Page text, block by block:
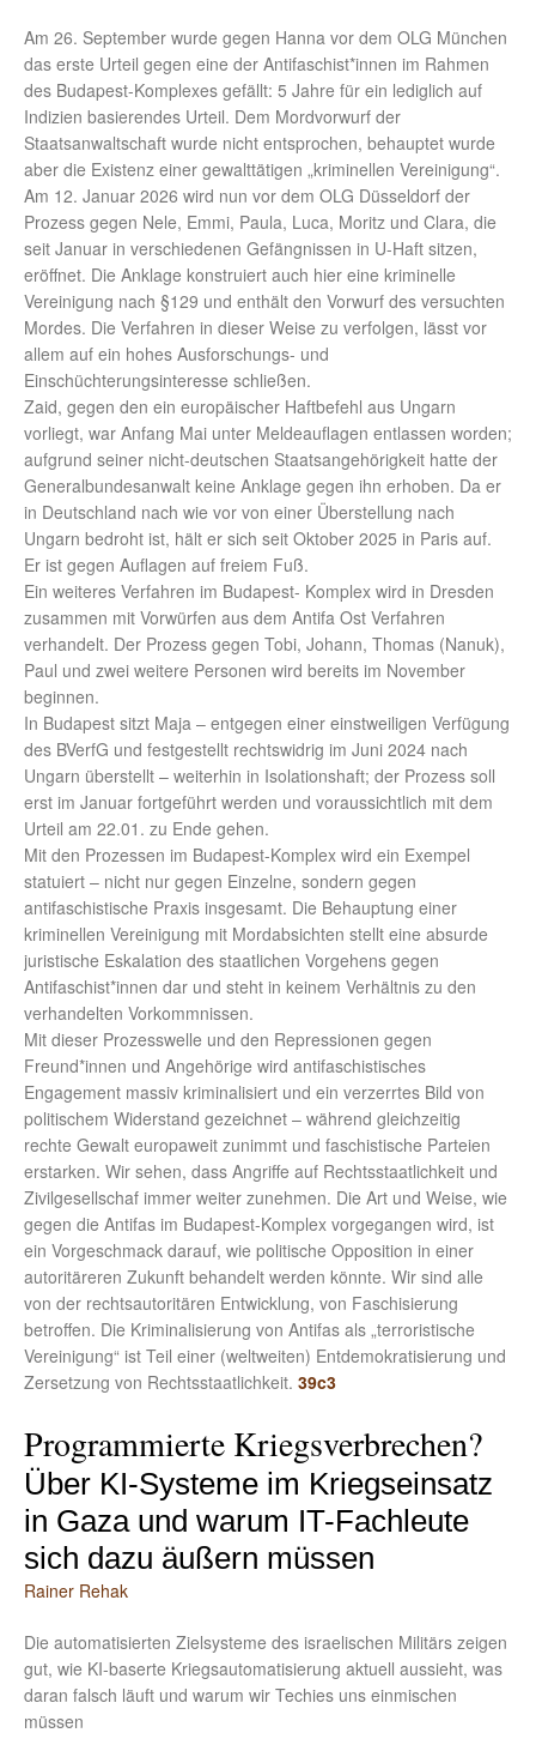
Am 26. September wurde gegen Hanna vor dem OLG München
das erste Urteil gegen eine der Antifaschist*innen im Rahmen
des Budapest-Komplexes gefällt: 5 Jahre für ein lediglich auf
Indizien basierendes Urteil. Dem Mordvorwurf der
Staatsanwaltschaft wurde nicht entsprochen, behauptet wurde
aber die Existenz einer gewalttätigen „kriminellen Vereinigung“.
Am 12. Januar 2026 wird nun vor dem OLG Düsseldorf der
Prozess gegen Nele, Emmi, Paula, Luca, Moritz und Clara, die
seit Januar in verschiedenen Gefängnissen in U-Haft sitzen,
eröffnet. Die Anklage konstruiert auch hier eine kriminelle
Vereinigung nach §129 und enthält den Vorwurf des versuchten
Mordes. Die Verfahren in dieser Weise zu verfolgen, lässt vor
allem auf ein hohes Ausforschungs- und
Einschüchterungsinteresse schließen.
Zaid, gegen den ein europäischer Haftbefehl aus Ungarn
vorliegt, war Anfang Mai unter Meldeauflagen entlassen worden;
aufgrund seiner nicht-deutschen Staatsangehörigkeit hatte der
Generalbundesanwalt keine Anklage gegen ihn erhoben. Da er
in Deutschland nach wie vor von einer Überstellung nach
Ungarn bedroht ist, hält er sich seit Oktober 2025 in Paris auf.
Er ist gegen Auflagen auf freiem Fuß.
Ein weiteres Verfahren im Budapest- Komplex wird in Dresden
zusammen mit Vorwürfen aus dem Antifa Ost Verfahren
verhandelt. Der Prozess gegen Tobi, Johann, Thomas (Nanuk),
Paul und zwei weitere Personen wird bereits im November
beginnen.
In Budapest sitzt Maja – entgegen einer einstweiligen Verfügung
des BVerfG und festgestellt rechtswidrig im Juni 2024 nach
Ungarn überstellt – weiterhin in Isolationshaft; der Prozess soll
erst im Januar fortgeführt werden und voraussichtlich mit dem
Urteil am 22.01. zu Ende gehen.
Mit den Prozessen im Budapest-Komplex wird ein Exempel
statuiert – nicht nur gegen Einzelne, sondern gegen
antifaschistische Praxis insgesamt. Die Behauptung einer
kriminellen Vereinigung mit Mordabsichten stellt eine absurde
juristische Eskalation des staatlichen Vorgehens gegen
Antifaschist*innen dar und steht in keinem Verhältnis zu den
verhandelten Vorkommnissen.
Mit dieser Prozesswelle und den Repressionen gegen
Freund*innen und Angehörige wird antifaschistisches
Engagement massiv kriminalisiert und ein verzerrtes Bild von
politischem Widerstand gezeichnet – während gleichzeitig
rechte Gewalt europaweit zunimmt und faschistische Parteien
erstarken. Wir sehen, dass Angriffe auf Rechtsstaatlichkeit und
Zivilgesellschaf immer weiter zunehmen. Die Art und Weise, wie
gegen die Antifas im Budapest-Komplex vorgegangen wird, ist
ein Vorgeschmack darauf, wie politische Opposition in einer
autoritäreren Zukunft behandelt werden könnte. Wir sind alle
von der rechtsautoritären Entwicklung, von Faschisierung
betroffen. Die Kriminalisierung von Antifas als „terroristische
Vereinigung“ ist Teil einer (weltweiten) Entdemokratisierung und
Zersetzung von Rechtsstaatlichkeit. 39c3
Programmierte Kriegsverbrechen?
Über KI-Systeme im Kriegseinsatz
in Gaza und warum IT-Fachleute
sich dazu äußern müssen
Rainer Rehak
Die automatisierten Zielsysteme des israelischen Militärs zeigen
gut, wie KI-baserte Kriegsautomatisierung aktuell aussieht, was
daran falsch läuft und warum wir Techies uns einmischen
müssen